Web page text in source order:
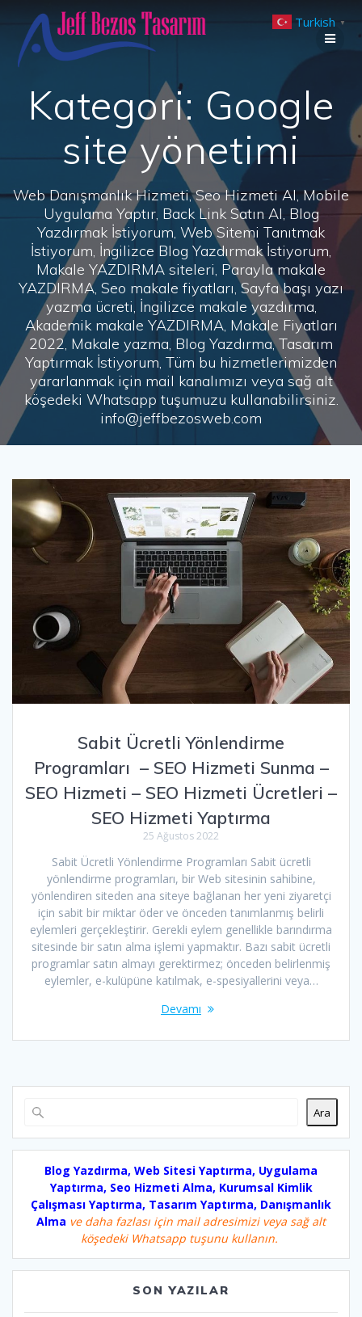
to
Kategori: Google
site yönetimi
Web Danışmanlık Hizmeti, Seo Hizmeti Al, Mobile
Uygulama Yaptır, Back Link Satın Al, Blog
Yazdırmak İstiyorum, Web Sitemi Tanıtmak
İstiyorum, İngilizce Blog Yazdırmak İstiyorum,
Makale YAZDIRMA siteleri, Parayla makale
YAZDIRMA, Seo makale fiyatları, Sayfa başı yazı
yazma ücreti, İngilizce makale yazdırma,
Akademik makale YAZDIRMA, Makale Fiyatları
2022, Makale yazma, Blog Yazdırma, Tasarım
Yaptırmak İstiyorum, Tüm bu hizmetlerimizden
yararlanmak için mail kanalımızı veya sağ alt
köşedeki Whatsapp tuşumuzu kullanabilirsiniz.
info@jeffbezosweb.com
Sabit Ücretli Yönlendirme
Programları – SEO Hizmeti Sunma –
SEO Hizmeti – SEO Hizmeti Ücretleri –
SEO Hizmeti Yaptırma
25 Ağustos 2022
Sabit Ücretli Yönlendirme Programları Sabit ücretli
yönlendirme programları, bir Web sitesinin sahibine,
yönlendiren siteden ana siteye bağlanan her yeni ziyaretçi
için sabit bir miktar öder ve önceden tanımlanmış belirli
eylemleri gerçekleştirir. Gerekli eylem genellikle barındırma
sitesinde bir satın alma işlemi yapmaktır. Bazı sabit ücretli
programlar satın almayı gerektirmez; önceden belirlenmiş
eylemler, e-kulüpüne katılmak, e-spesiyallerini veya…
Devamı
Ara
Blog Yazdırma, Web Sitesi Yaptırma, Uygulama
Yaptırma, Seo Hizmeti Alma, Kurumsal Kimlik
Çalışması Yaptırma, Tasarım Yaptırma, Danışmanlık
Alma ve daha fazlası için mail adresimizi veya sağ alt
köşedeki Whatsapp tuşunu kullanın.
SON YAZILAR
Turkish ▼